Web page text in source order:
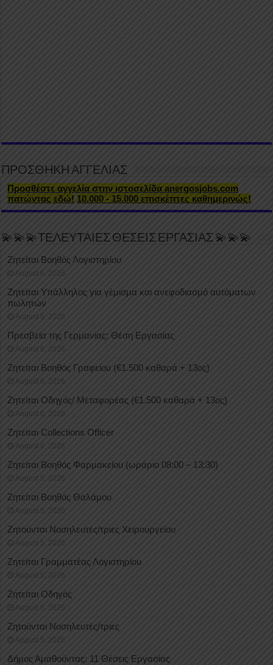
ΠΡΟΣΘΗΚΗ ΑΓΓΕΛΙΑΣ
Προσθέστε αγγελία στην ιστοσελίδα anergosjobs.com
πατώντας εδώ! 10.000 - 15.000 επισκέπτες καθημερινώς!
💫💫💫ΤΕΛΕΥΤΑΙΕΣ ΘΕΣΕΙΣ ΕΡΓΑΣΙΑΣ 💫💫💫
Ζητείται Βοηθός Λογιστηρίου
August 6, 2026
Ζητείται Υπάλληλος για γέμισμα και ανεφοδιασμό αυτόματων
πωλητών
August 6, 2026
Πρεσβεία της Γερμανίας: Θέση Εργασίας
August 6, 2026
Ζητείται Βοηθός Γραφείου (€1.500 καθαρά + 13ος)
August 6, 2026
Ζητείται Οδηγός/ Μεταφορέας (€1.500 καθαρά + 13ος)
August 6, 2026
Ζητείται Collections Officer
August 6, 2026
Ζητείται Βοηθός Φαρμακείου (ωράριο 08:00 – 13:30)
August 5, 2026
Ζητείται Βοηθός Θαλάμου
August 5, 2026
Ζητούνται Νοσηλευτές/τριες Χειρουργείου
August 5, 2026
Ζητείται Γραμματέας Λογιστηρίου
August 5, 2026
Ζητείται Οδηγός
August 5, 2026
Ζητούνται Νοσηλευτές/τριες
August 5, 2026
Δήμος Αμαθούντας: 11 Θέσεις Εργασίας